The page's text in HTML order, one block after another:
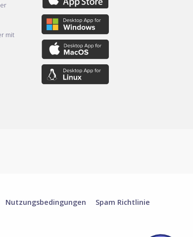
mit
Nutzungsbedingungen Spam Richtlinie